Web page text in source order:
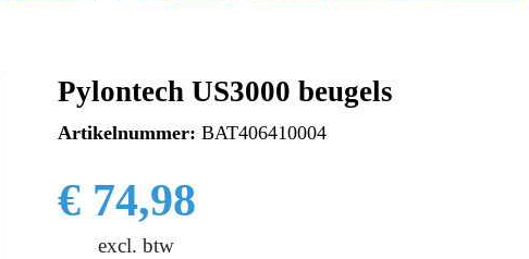
Pylontech US3000 beugels
Artikelnummer: BAT406410004
€ 74,98
excl. btw